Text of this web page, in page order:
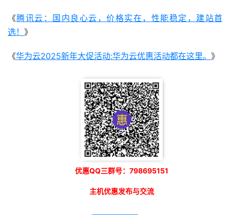
《腾讯云：国内良心云，价格实在，性能稳定，建站首
选！ 》
《华为云2025新年大促活动:华为云优惠活动都在这里。 》
优惠QQ三群号：798695151
主机优惠发布与交流